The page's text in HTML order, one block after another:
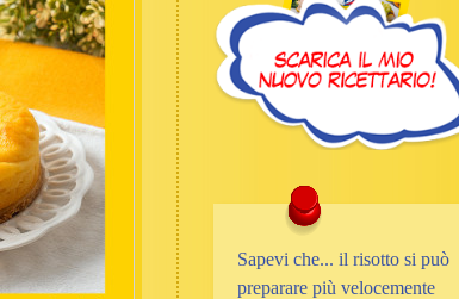
Sapevi che... il risotto si può
preparare più velocemente